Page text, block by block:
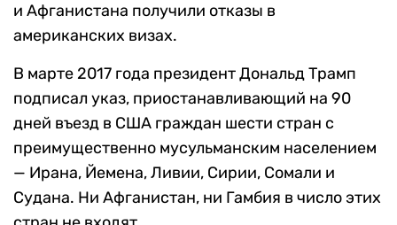
и Афганистана получили отказы в
американских визах.
В марте 2017 года президент Дональд Трамп
подписал указ, приостанавливающий на 90
дней въезд в США граждан шести стран с
преимущественно мусульманским населением
— Ирана, Йемена, Ливии, Сирии, Сомали и
Судана. Ни Афганистан, ни Гамбия в число этих